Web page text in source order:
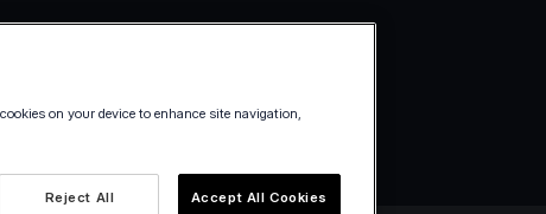
on your device to enhance site navigation,
Reject All Accept All Cookies